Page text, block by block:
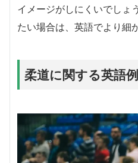
イメージがしにくいでしょ
たい場合は、英語でより細
柔道に関する英語